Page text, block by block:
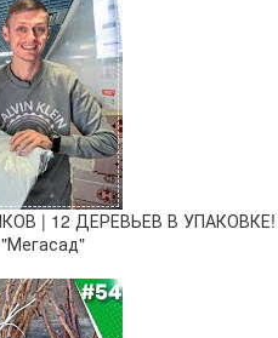
| 12 ДЕРЕВЬЕВ В УПАКОВКЕ!